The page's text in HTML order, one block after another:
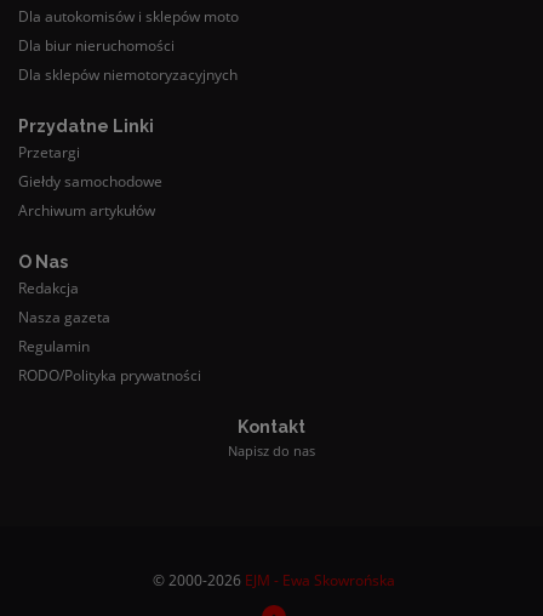
Dla autokomisów i sklepów moto
Dla biur nieruchomości
Dla sklepów niemotoryzacyjnych
Przydatne Linki
Przetargi
Giełdy samochodowe
Archiwum artykułów
O Nas
Redakcja
Nasza gazeta
Regulamin
RODO/Polityka prywatności
Kontakt
Napisz do nas
© 2000-2026 EJM - Ewa Skowrońska